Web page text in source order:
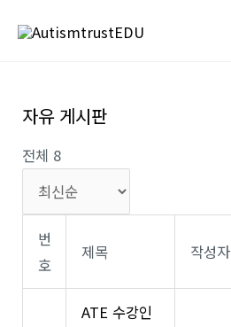
자유 게시판
전체 8
번
호
제목 작성자
ATE 수강인